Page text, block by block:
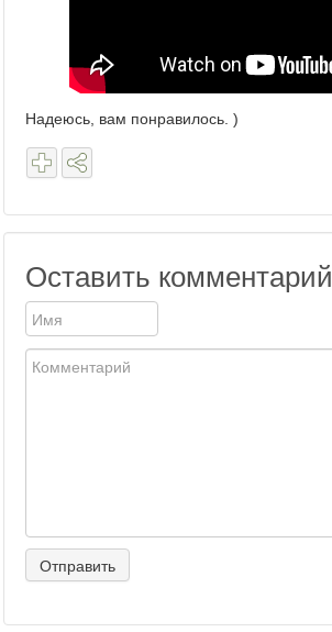
Надеюсь, вам понравилось. )
Оставить комментарий